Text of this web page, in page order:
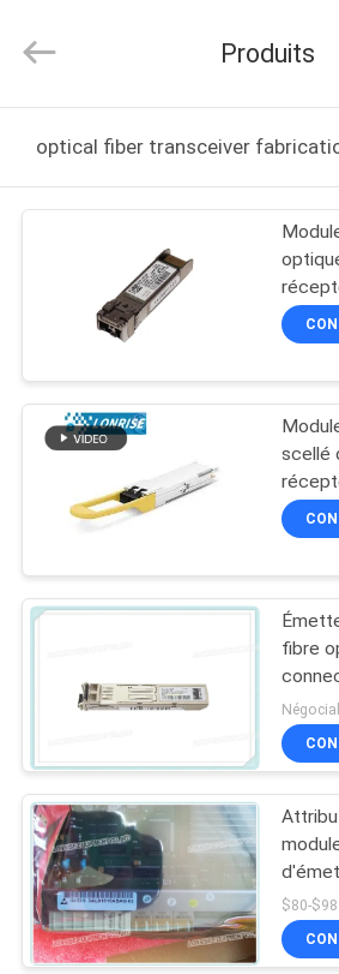
MAISON
PRODUITS
PROPOS
L'USINE
CONTRÔLE
DE
LA
QUALITÉ
Equipment
Rights
Produits
optical fiber transceiver
QSFP-
Gigabi
scellé
pour
fibre
SFP
$80-